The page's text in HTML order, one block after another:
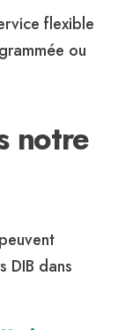
flexible
ou
notre
DIB dans